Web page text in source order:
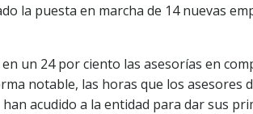
la puesta en marcha de 14 nuevas
un 24 por ciento las asesorías en
notable, las horas que los asesores
acudido a la entidad para dar sus